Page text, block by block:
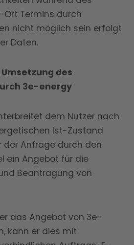
Termins durch
nicht möglich sein erfolgt
Daten.
des
3e-energy
dem Nutzer nach
Ist-Zustand
der Anfrage durch den
ein Angebot für die
Beantragung von
das Angebot von 3e-
kann er dies mit